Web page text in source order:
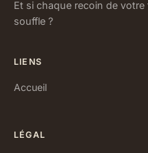
Et si chaque recoin de
souffle ?
LIENS
Accueil
LÉGAL